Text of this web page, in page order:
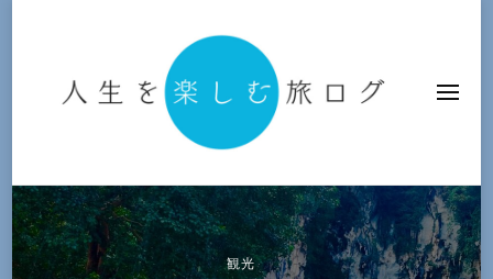
人生を楽しむ旅ログ
観光